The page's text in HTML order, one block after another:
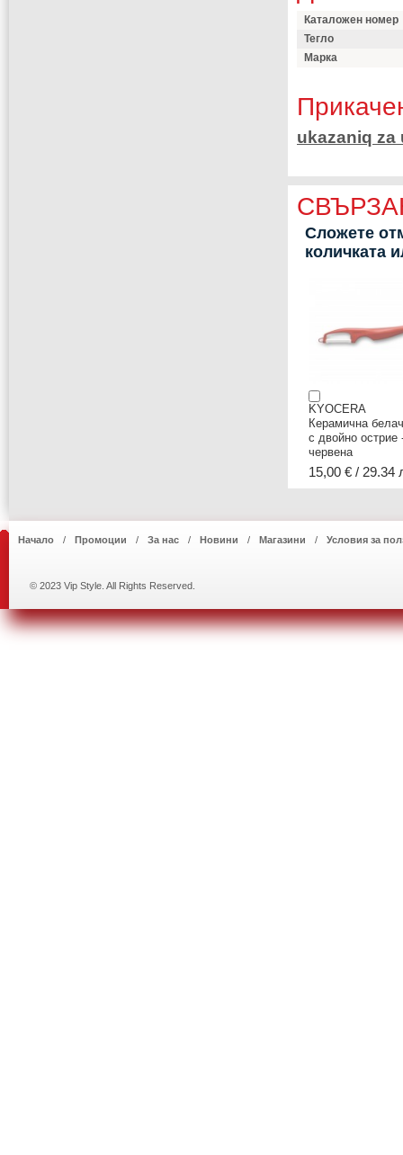
Каталожен номер
Тегло
Марка
ukazaniq za
Сложете
количката
KYOCERA
Керамична
с двойно острие
червена
15,00 € / 29.34
Начало Промоции За нас Новини Магазини Условия за
© 2023 Vip Style. All Rights Reserved.